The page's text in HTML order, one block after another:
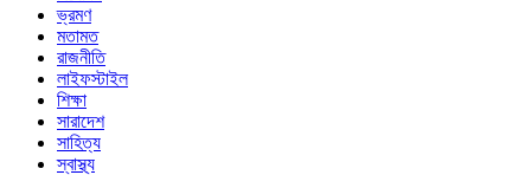
ভ্রমণ
মতামত
রাজনীতি
লাইফস্টাইল
শিক্ষা
সারাদেশ
সাহিত্য
স্বাস্থ্য